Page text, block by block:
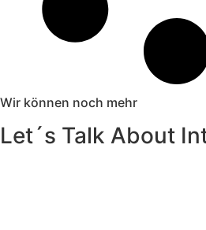
Wir können noch mehr
Let´s Talk About